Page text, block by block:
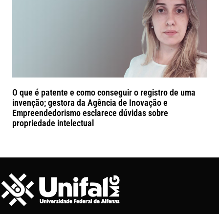
O que é patente e como conseguir o registro de uma
invenção; gestora da Agência de Inovação e
Empreendedorismo esclarece dúvidas sobre
propriedade intelectual